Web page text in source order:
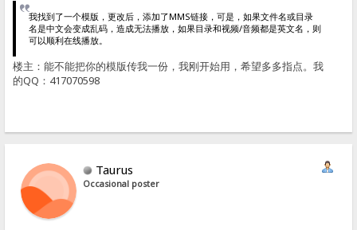
我找到了一个模版，更改后，添加了MMS链接，可是，如果文件名或目录
名是中文会变成乱码，造成无法播放，如果目录和视频/音频都是英文名，则
可以顺利在线播放。
楼主：能不能把你的模版传我一份，我刚开始用，希望多多指点。我
的QQ：417070598
Taurus
Occasional poster